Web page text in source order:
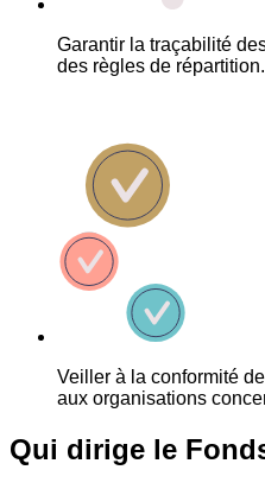
Garantir la traçabilité
des règles de répartition.
Veiller à la conformité
aux organisations
Qui dirige le